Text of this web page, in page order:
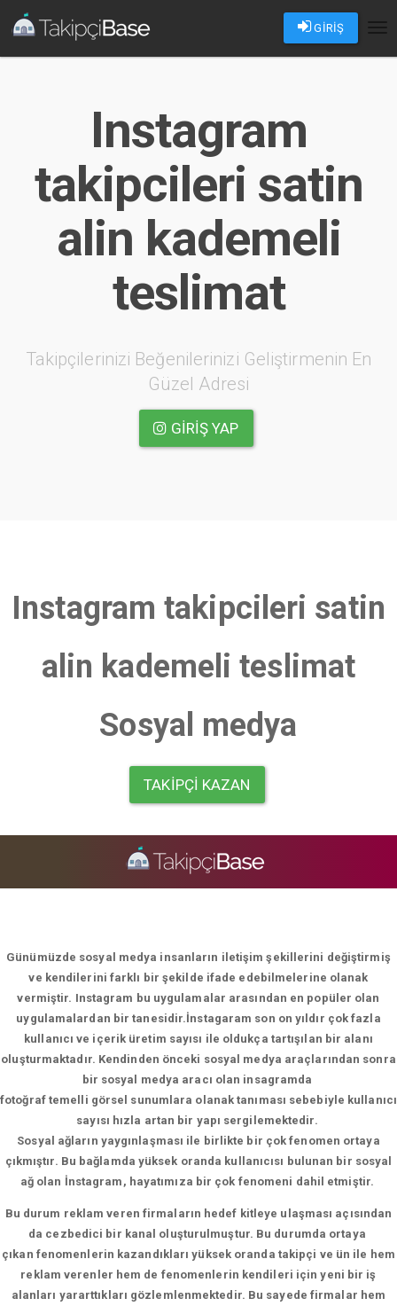
GİRİŞ
Instagram
takipcileri satin
alin kademeli
teslimat
Takipçilerinizi Beğenilerinizi Geliştirmenin En
Güzel Adresi
GIRIŞ YAP
Instagram takipcileri satin
alin kademeli teslimat
Sosyal medya
TAKIPÇI KAZAN
Günümüzde sosyal medya insanların iletişim şekillerini değiştirmiş
ve kendilerini farklı bir şekilde ifade edebilmelerine olanak
vermiştir. Instagram bu uygulamalar arasından en popüler olan
uygulamalardan bir tanesidir.İnstagaram son on yıldır çok fazla
kullanıcı ve içerik üretim sayısı ile oldukça tartışılan bir alanı
oluşturmaktadır. Kendinden önceki sosyal medya araçlarından sonra
bir sosyal medya aracı olan insagramda
fotoğraf temelli görsel sunumlara olanak tanıması sebebiyle kullanıcı
sayısı hızla artan bir yapı sergilemektedir.
Sosyal ağların yaygınlaşması ile birlikte bir çok fenomen ortaya
çıkmıştır. Bu bağlamda yüksek oranda kullanıcısı bulunan bir sosyal
ağ olan İnstagram, hayatımıza bir çok fenomeni dahil etmiştir.
Bu durum reklam veren firmaların hedef kitleye ulaşması açısından
da cezbedici bir kanal oluşturulmuştur. Bu durumda ortaya
çıkan fenomenlerin kazandıkları yüksek oranda takipçi ve ün ile hem
reklam verenler hem de fenomenlerin kendileri için yeni bir iş
alanları yararttıkları gözlemlenmektedir. Bu sayede firmalar hem